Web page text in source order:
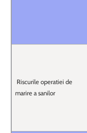
Riscurile operatiei de
marire a sanilor